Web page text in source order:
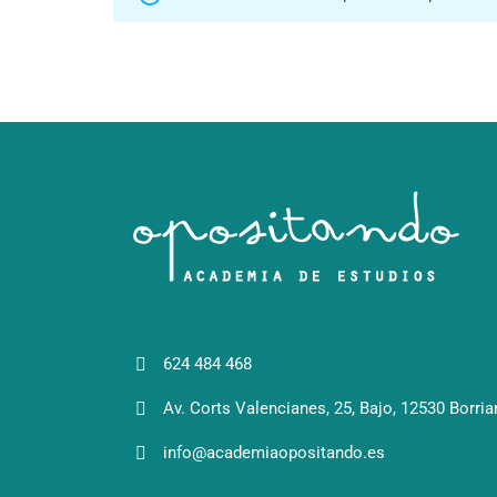
624 484 468
Av. Corts Valencianes, 25, Bajo, 12530
info@academiaopositando.es